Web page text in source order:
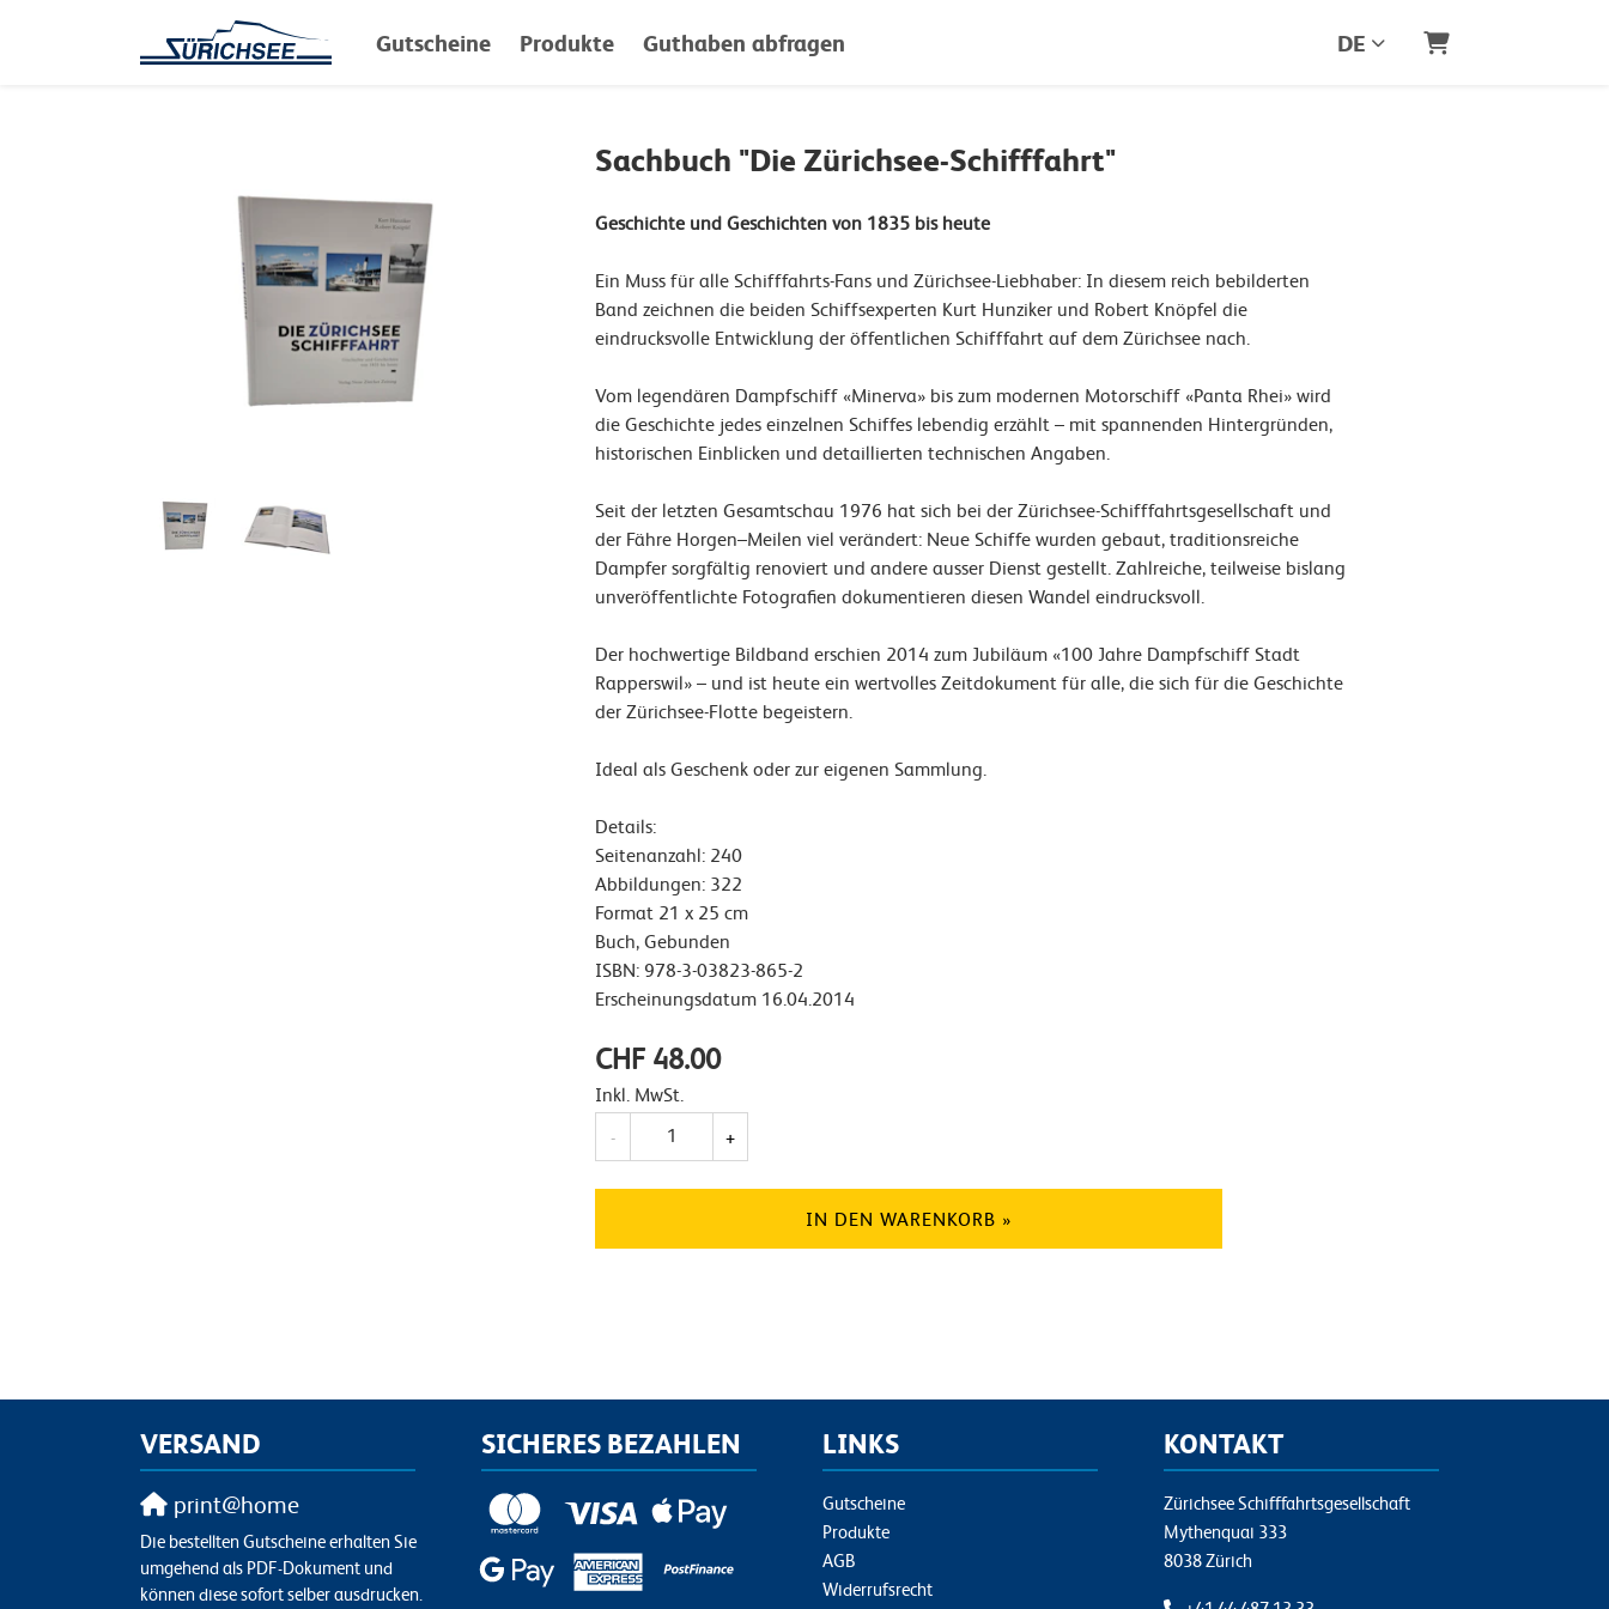
Gutscheine Produkte Guthaben abfragen DE Warenkorb
Sachbuch "Die Zürichsee-Schifffahrt"
Geschichte und Geschichten von 1835 bis heute
Ein Muss für alle Schifffahrts-Fans und Zürichsee-Liebhaber: In diesem reich bebilderten
Band zeichnen die beiden Schiffsexperten Kurt Hunziker und Robert Knöpfel die
eindrucksvolle Entwicklung der öffentlichen Schifffahrt auf dem Zürichsee nach.
Vom legendären Dampfschiff «Minerva» bis zum modernen Motorschiff «Panta Rhei» wird
die Geschichte jedes einzelnen Schiffes lebendig erzählt – mit spannenden Hintergründen,
historischen Einblicken und detaillierten technischen Angaben.
Seit der letzten Gesamtschau 1976 hat sich bei der Zürichsee-Schifffahrtsgesellschaft und
der Fähre Horgen–Meilen viel verändert: Neue Schiffe wurden gebaut, traditionsreiche
Dampfer sorgfältig renoviert und andere ausser Dienst gestellt. Zahlreiche, teilweise bislang
unveröffentlichte Fotografien dokumentieren diesen Wandel eindrucksvoll.
Der hochwertige Bildband erschien 2014 zum Jubiläum «100 Jahre Dampfschiff Stadt
Rapperswil» – und ist heute ein wertvolles Zeitdokument für alle, die sich für die Geschichte
der Zürichsee-Flotte begeistern.
Ideal als Geschenk oder zur eigenen Sammlung.
Details:
Seitenanzahl: 240
Abbildungen: 322
Format 21 x 25 cm
Buch, Gebunden
ISBN: 978-3-03823-865-2
Erscheinungsdatum 16.04.2014
CHF 48.00
Inkl. MwSt.
- +
IN DEN WARENKORB »
VERSAND
print@home
Die bestellten Gutscheine erhalten Sie
umgehend als PDF-Dokument und
können diese sofort selber ausdrucken.
SICHERES BEZAHLEN LINKS
Gutscheine
Produkte
AGB
Widerrufsrecht
KONTAKT
Zürichsee Schifffahrtsgesellschaft
Mythenquai 333
8038 Zürich